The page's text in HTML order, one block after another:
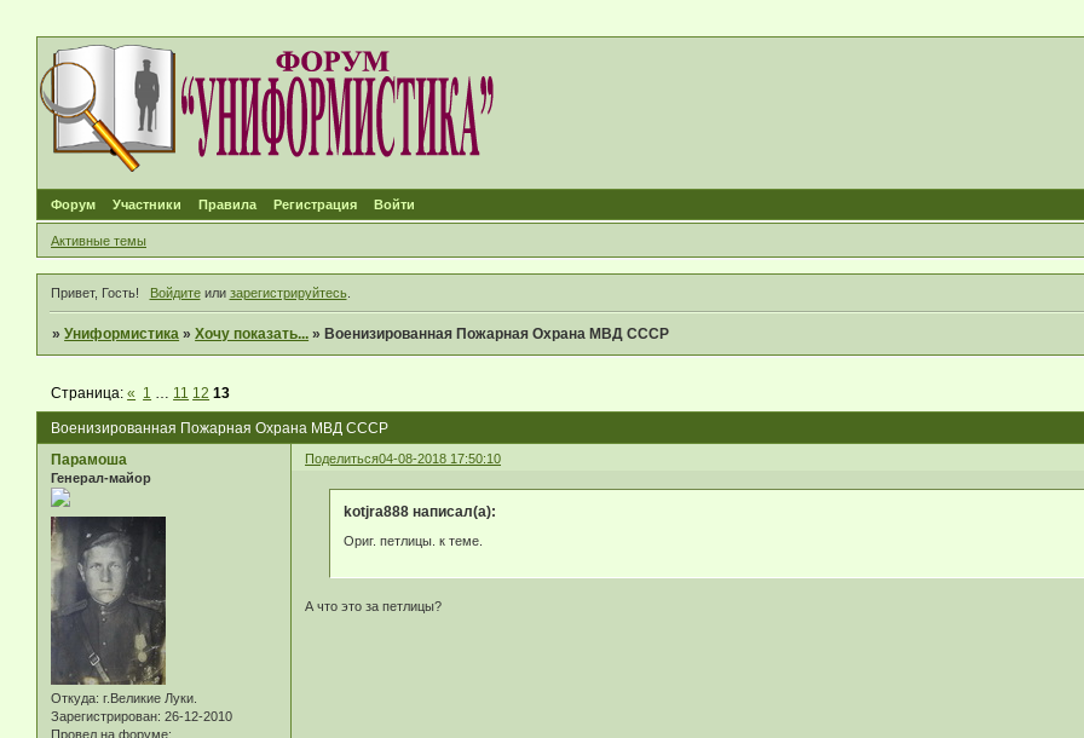
Форум Участники Правила Регистрация Войти
Активные темы
Привет, Гость! Войдитеили зарегистрируйтесь.
»Униформистика »Хочу показать... » Военизированная Пожарная Охрана МВД СССР
Военизированная Пожарная Охрана МВД СССР
Страница:« 1 11 12 13
Поделиться04-08-2018 17:50:10
Парамоша
Генерал-майор
Откуда: г.Великие Луки.
Зарегистрирован: 26-12-2010
Провел на форуме:
kotjra888 написал(а):
Ориг. петлицы. к теме.
А что это за петлицы?